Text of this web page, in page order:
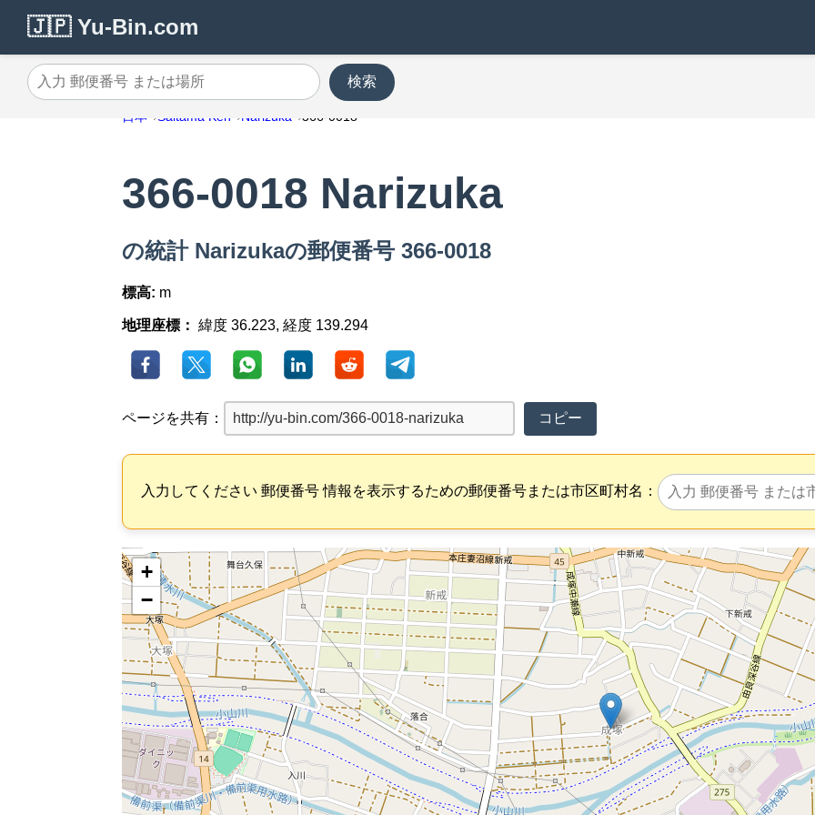
🇯🇵 Yu-Bin.com
入力 郵便番号 または場所
検索
日本 Saitama Ken Narizuka 366-0018
366-0018 Narizuka
の統計 Narizukaの郵便番号 366-0018
標高: m
地理座標： 緯度 36.223, 経度 139.294
ページを共有： コピー
入力してください 郵便番号 情報を表示するための郵便番号または市区町村名：
+
−